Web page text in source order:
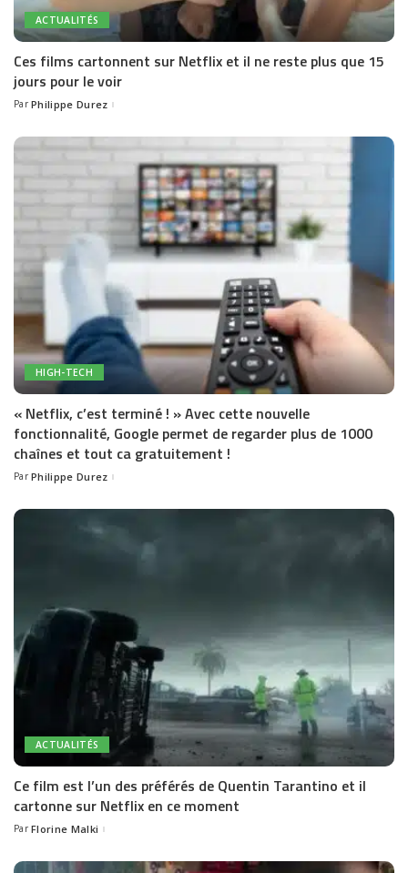
ACTUALITÉS
Ces films cartonnent sur Netflix et il ne reste plus que 15
jours pour le voir
Posted
Par Philippe Durez
HIGH-TECH
« Netflix, c’est terminé ! » Avec cette nouvelle
fonctionnalité, Google permet de regarder plus de 1000
chaînes et tout ca gratuitement !
Posted
Par Philippe Durez
ACTUALITÉS
Ce film est l’un des préférés de Quentin Tarantino et il
cartonne sur Netflix en ce moment
Posted
Par Florine Malki